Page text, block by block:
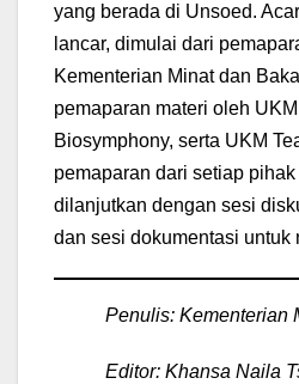
yang berada di Unsoed.
lancar, dimulai dari
Kementerian Minat dan
pemaparan materi oleh
Biosymphony, serta UKM
pemaparan dari setiap
dilanjutkan dengan sesi
dan sesi dokumentasi untuk
Penulis: Kementerian
Editor: Khansa Naila